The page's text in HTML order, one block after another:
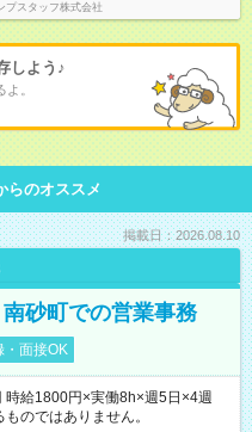
プスタッフ株式会社
しよう♪
。
らのオススメ
掲載日：2026.08.10
砂町での営業事務
・面接OK
給1800円×実働8h×週5日×4週
のではありません。